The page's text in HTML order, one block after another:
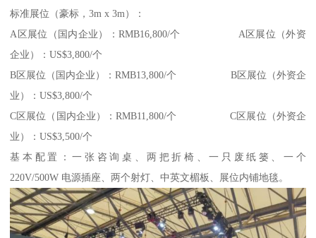
标准展位（豪标，3m x 3m）：
A区展位（国内企业）：RMB16,800/个 A区展位（外资
企业）：US$3,800/个
B区展位（国内企业）：RMB13,800/个 B区展位（外资企
业）：US$3,800/个
C区展位（国内企业）：RMB11,800/个 C区展位（外资企
业）：US$3,500/个
基本配置：一张咨询桌、两把折椅、一只废纸篓、一个
220V/500W 电源插座、两个射灯、中英文楣板、展位内铺地毯。